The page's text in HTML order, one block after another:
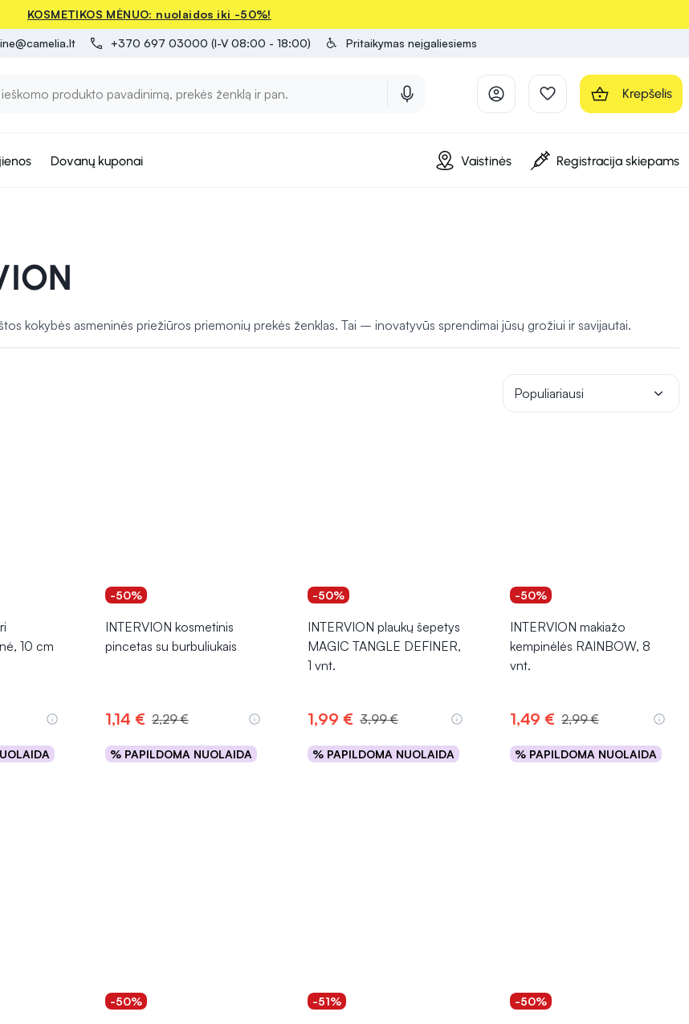
KOSMETIKOS MĖNUO: nuolaidos iki -50%!
+370 697 03000 (I-V 08:00 - 18:00) Pritaikymas neįgaliesiems
Krepšelis
Dovanų kuponai Vaistinės Registracija skiepams
kokybės asmeninės priežiūros priemonių prekės ženklas. Tai – inovatyvūs sprendimai jūsų grožiui ir savijautai.
Populiariausi
10 cm
-50%
INTERVION kosmetinis
pincetas su burbuliukais
1,14 € 2,29 €
% PAPILDOMA NUOLAIDA
Į krepšelį
-50%
INTERVION plaukų šepetys
MAGIC TANGLE DEFINER,
1 vnt.
1,99 € 3,99 €
% PAPILDOMA NUOLAIDA
Į krepšelį
-50%
INTERVION makiažo
kempinėlės RAINBOW, 8
vnt.
1,49 € 2,99 €
% PAPILDOMA NUOLAIDA
Į krepšelį
-50% -51% -50%